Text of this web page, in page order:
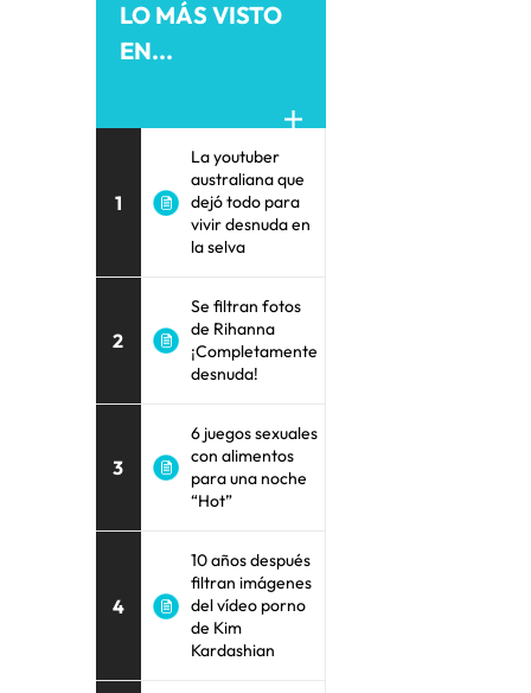
LO MÁS VISTO
EN...
1
La youtuber
australiana que
dejó todo para
vivir desnuda en
la selva
2
Se filtran fotos
de Rihanna
¡Completamente
desnuda!
3
6 juegos sexuales
con alimentos
para una noche
“Hot”
4
10 años después
filtran imágenes
del vídeo porno
de Kim
Kardashian